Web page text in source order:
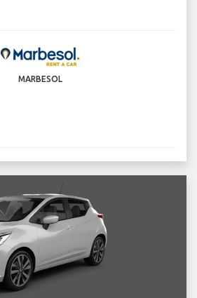
MARBESOL